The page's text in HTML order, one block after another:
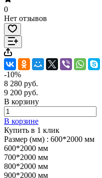
0
Нет отзывов
-10%
8 280 руб.
9 200 руб.
В корзину
В корзине
Купить в 1 клик
Размер (мм) : 600*2000 мм
600*2000 мм
700*2000 мм
800*2000 мм
900*2000 мм